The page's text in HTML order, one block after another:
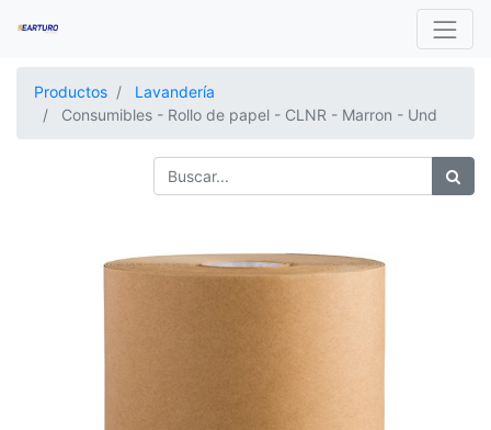
Productos
Lavandería
Consumibles - Rollo de papel - CLNR - Marron - Und